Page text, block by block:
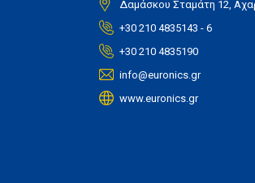
Δαμάσκου Σταμάτη 12,
+30 210 4835143 - 6
+30 210 4835190
info@euronics.gr
www.euronics.gr